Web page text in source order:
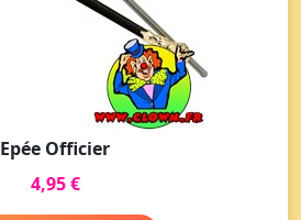
Epée Officier
4,95 €